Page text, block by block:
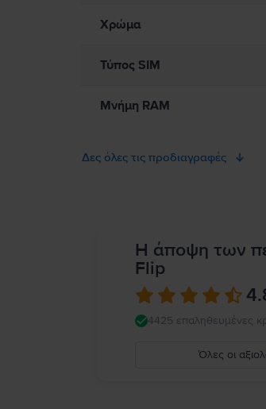
Χρώμα
Τύπος SIM
Μνήμη RAM
Δες όλες τις προδιαγραφές
Η άποψη των
Flip
4425 επαληθευμένες
Όλες οι